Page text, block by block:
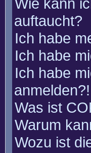
auftaucht?
Ich habe
Ich habe
Ich habe
anmelden?!
Was ist
Warum
Wozu ist